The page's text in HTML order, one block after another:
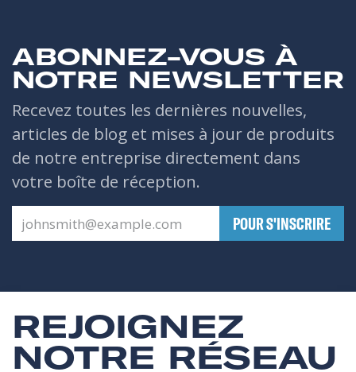
ABONNEZ-VOUS À
NOTRE NEWSLETTER
Recevez toutes les dernières nouvelles,
articles de blog et mises à jour de produits
de notre entreprise directement dans
votre boîte de réception.
​POUR S'INSCRIRE
REJOIGNEZ
NOTRE RÉSEAU